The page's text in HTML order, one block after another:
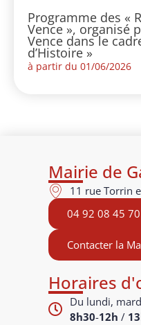
Programme des «
Vence », organisé
Vence dans le
d’Histoire »
à partir du 01/06/2026
Mairie de
11 rue Torrin
04 92 08 45 70
Contacter la
Horaires
Du lundi,
8h30-12h /